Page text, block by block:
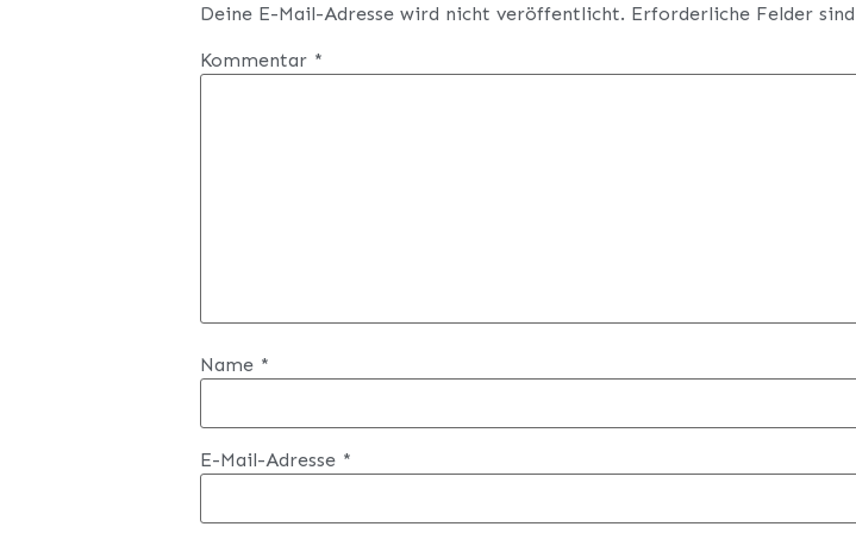
Deine E-Mail-Adresse wird nicht veröffentlicht. Erforderliche Felder
Kommentar *
Name *
E-Mail-Adresse *